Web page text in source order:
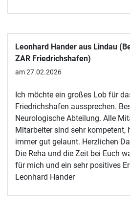
Leonhard Hander aus Lindau
ZAR Friedrichshafen)
am 27.02.2026
Ich möchte ein großes Lob für
Friedrichshafen aussprechen.
Neurologische Abteilung. Alle
Mitarbeiter sind sehr kompetent,
immer gut gelaunt. Herzlichen
Die Reha und die Zeit bei Euch
für mich und ein sehr positives
Leonhard Hander